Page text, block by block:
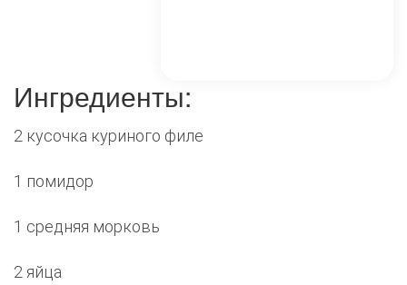
Ингредиенты:
2 кусочка куриного филе
1 помидор
1 средняя морковь
2 яйца